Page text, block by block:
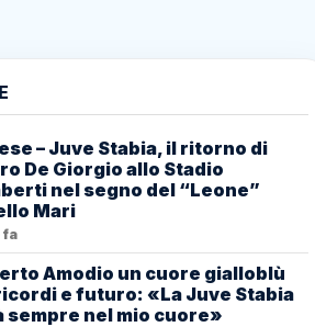
– Juve Stabia, il ritorno di
De Giorgio allo Stadio
nel segno del “Leone”
Mari
fa
Amodio un cuore gialloblù
e futuro: «La Juve Stabia
sempre nel mio cuore»